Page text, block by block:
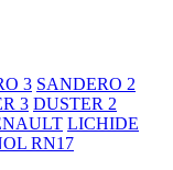
3 SANDERO 2
3 DUSTER 2
LICHIDE
RN17